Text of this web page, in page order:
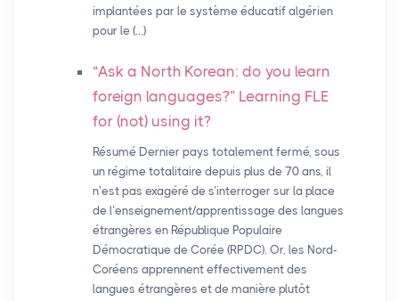
implantées par le système éducatif algérien
pour le (…)
“Ask a North Korean: do you learn
foreign languages?” Learning FLE
for (not) using it?
Résumé Dernier pays totalement fermé, sous
un régime totalitaire depuis plus de 70 ans, il
n’est pas exagéré de s’interroger sur la place
de l’enseignement/apprentissage des langues
étrangères en République Populaire
Démocratique de Corée (RPDC). Or, les Nord-
Coréens apprennent effectivement des
langues étrangères et de manière plutôt